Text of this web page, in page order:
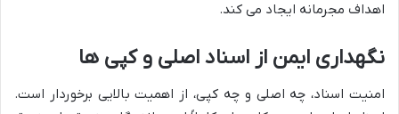
اهداف مجرمانه ایجاد می کند.
نگهداری ایمن از اسناد اصلی و کپی ها
امنیت اسناد، چه اصلی و چه کپی، از اهمیت بالایی برخوردار است.